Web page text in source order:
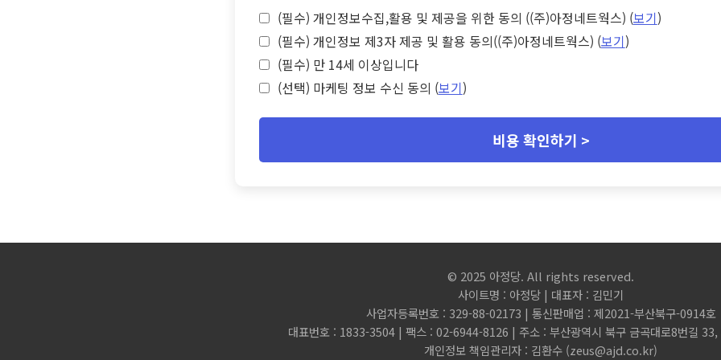
(필수) 개인정보수집,활용 및 제공을 위한 동의 ((주)아정네트웍스) (보기)
(필수) 개인정보 제3자 제공 및 활용 동의((주)아정네트웍스) (보기)
(필수) 만 14세 이상입니다
(선택) 마케팅 정보 수신 동의 (보기)
비용 확인하기 >
© 2025 아정당. All rights reserved.
사이트명 : 아정당 | 대표자 : 김민기
사업자등록번호 : 329-88-02173 | 통신판매업 : 제2021-부산북구-0914호
대표번호 : 1833-3504 | 팩스 : 02-6944-8126 | 주소 : 부산광역시 북구 금곡대로8번길 33,
개인정보 책임관리자 : 김환수 (zeus@ajd.co.kr)